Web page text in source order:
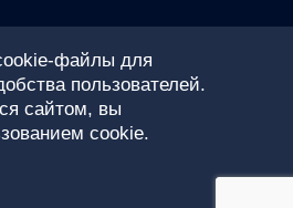
файлы для
пользователей.
сайтом, вы
cookie.